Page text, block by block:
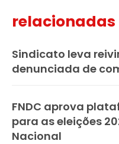
relacionadas
Sindicato leva
denunciada de
FNDC aprova
para as eleições
Nacional